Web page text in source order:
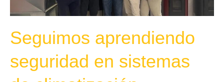
Seguimos aprendiendo
seguridad en sistemas